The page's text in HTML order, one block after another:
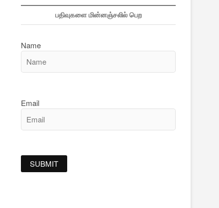
பதிவுகளை மின்னஞ்சலில் பெற
Name
Email